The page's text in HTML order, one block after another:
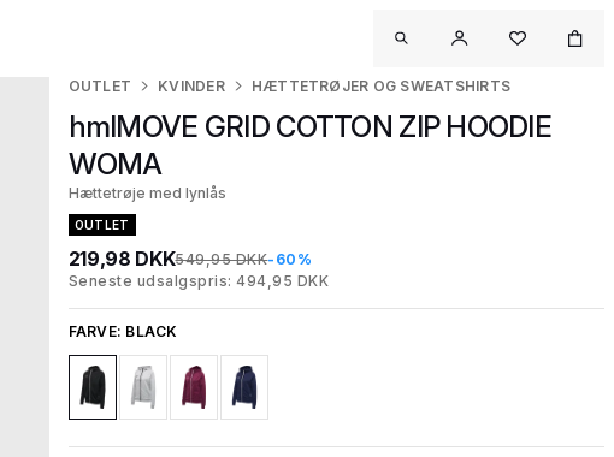
OUTLET KVINDER HÆTTETRØJER OG SWEATSHIRTS
hmlMOVE GRID COTTON ZIP HOODIE
WOMA
Hættetrøje med lynlås
OUTLET
219,98 DKK549,95 DKK-60%
Seneste udsalgspris: 494,95 DKK
FARVE: BLACK